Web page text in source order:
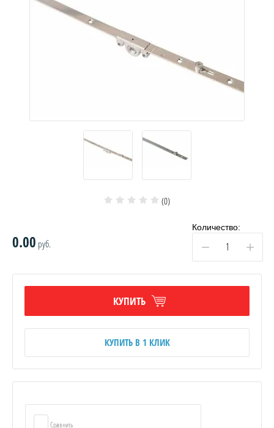
(0)
0.00 руб.
Количество:
− +
КУПИТЬ
КУПИТЬ В 1 КЛИК
Сравнить